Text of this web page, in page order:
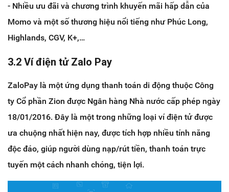
- Nhiều ưu đãi và chương trình khuyến mãi hấp dẫn của
Momo và một số thương hiệu nổi tiếng như Phúc Long,
Highlands, CGV, K+,…
3.2 Ví điện tử Zalo Pay
ZaloPay là một ứng dụng thanh toán di động thuộc Công
ty Cổ phần Zion được Ngân hàng Nhà nước cấp phép ngày
18/01/2016. Đây là một trong những loại ví điện tử được
ưa chuộng nhất hiện nay, được tích hợp nhiều tính năng
độc đáo, giúp người dùng nạp/rút tiền, thanh toán trực
tuyến một cách nhanh chóng, tiện lợi.